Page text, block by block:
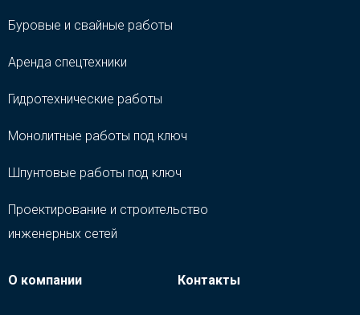
Буровые и свайные работы
Аренда спецтехники
Гидротехнические работы
Монолитные работы под ключ
Шпунтовые работы под ключ
Проектирование и строительство
инженерных сетей
О компании Контакты